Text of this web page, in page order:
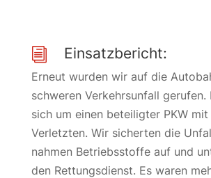
i Einsatzbericht:
Erneut wurden wir auf die
schweren Verkehrsunfall gerufen.
sich um einen beteiligter PKW mit
Verletzten. Wir sicherten die
nahmen Betriebsstoffe auf und
den Rettungsdienst. Es waren